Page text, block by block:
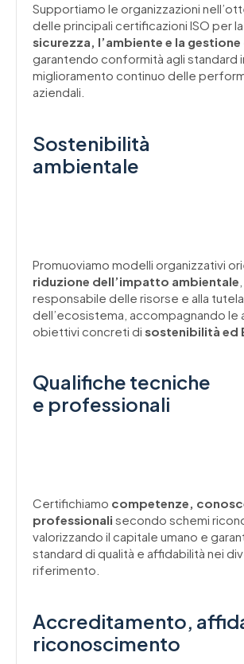
Supportiamo le organizzazioni
delle principali certificazioni ISO per la
sicurezza, l’ambiente e la
garantendo conformità agli standard
miglioramento continuo delle
aziendali.
Sostenibilità
ambientale
Promuoviamo modelli organizzativi
riduzione dell’impatto ambientale
responsabile delle risorse e alla tutela
dell’ecosistema, accompagnando le
obiettivi concreti di sostenibilità ed
Qualifiche tecniche
e professionali
Certifichiamo competenze,
professionali secondo schemi
valorizzando il capitale umano e
standard di qualità e affidabilità nei
riferimento.
Accreditamento,
riconoscimento